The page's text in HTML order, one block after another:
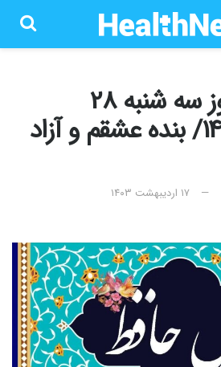
فال حافظ امروز سه شنبه 28
اردیبهشت 1403/ بنده عشقم و آزاد
۱۷ اردیبهشت ۱۴۰۳